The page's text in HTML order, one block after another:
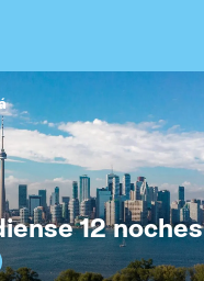
12 noches